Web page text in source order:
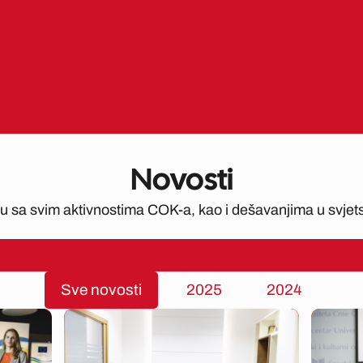
Novosti
sa svim aktivnostima COK-a, kao i dešavanjima u
Sve novosti 2025 2024
PagePagePagePage
PagePage PagePagePagePage